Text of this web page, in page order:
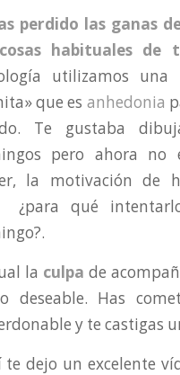
perdido las ganas
habituales de
utilizamos
que es anhedonia
Te gustaba
pero ahora no
la motivación de
¿para qué
la culpa de
deseable. Has
y te castigas
te dejo un excelente